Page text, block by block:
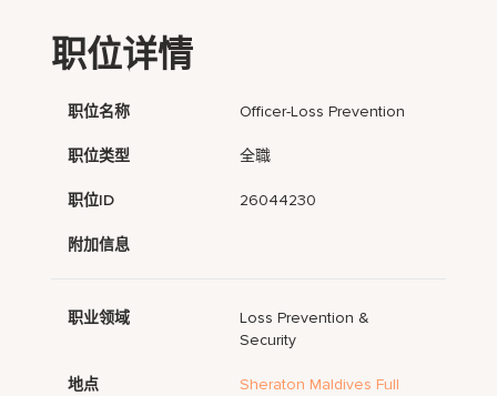
职位详情
职位名称 Officer-Loss Prevention
职位类型 全職
职位ID 26044230
附加信息
职业领域
Loss Prevention &
Security
地点
Sheraton Maldives Full